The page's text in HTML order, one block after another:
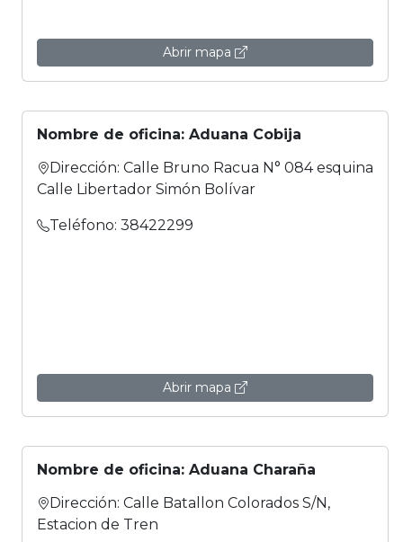
Abrir mapa
Nombre de oficina: Aduana Cobija
Dirección: Calle Bruno Racua N° 084 esquina
Calle Libertador Simón Bolívar
Teléfono: 38422299
Abrir mapa
Nombre de oficina: Aduana Charaña
Dirección: Calle Batallon Colorados S/N,
Estacion de Tren